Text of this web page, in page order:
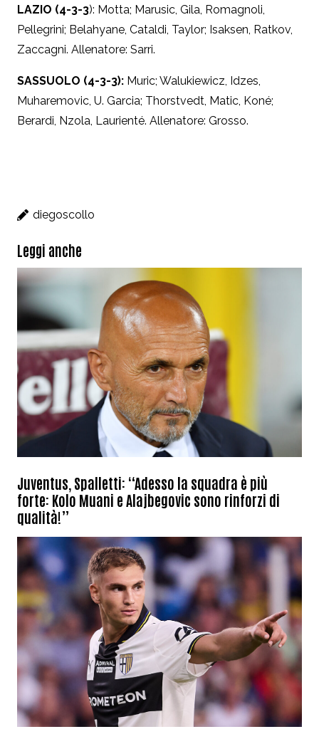
LAZIO (4-3-3): Motta; Marusic, Gila, Romagnoli,
Pellegrini; Belahyane, Cataldi, Taylor; Isaksen, Ratkov,
Zaccagni. Allenatore: Sarri.
SASSUOLO (4-3-3): Muric; Walukiewicz, Idzes,
Muharemovic, U. Garcia; Thorstvedt, Matic, Koné;
Berardi, Nzola, Laurienté. Allenatore: Grosso.
diegoscollo
Leggi anche
Juventus, Spalletti: “Adesso la squadra è più
forte: Kolo Muani e Alajbegovic sono rinforzi di
qualità!”